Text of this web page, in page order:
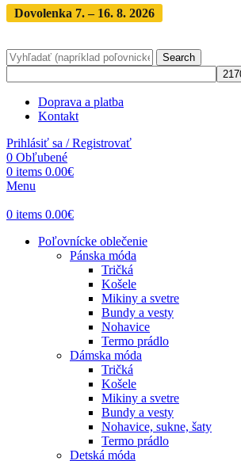
Dovolenka 7. – 16. 8. 2026
Search
Doprava a platba
Kontakt
Prihlásiť sa / Registrovať
0 Obľubené
0 items 0.00€
Menu
0 items 0.00€
Poľovnícke oblečenie
Pánska móda
Tričká
Košele
Mikiny a svetre
Bundy a vesty
Nohavice
Termo prádlo
Dámska móda
Tričká
Košele
Mikiny a svetre
Bundy a vesty
Nohavice, sukne, šaty
Termo prádlo
Detská móda